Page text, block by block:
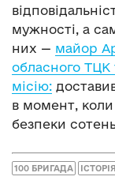
мужності, а
них — майор
обласного
місію:
в момент,
безпеки
100 БРИГАДА